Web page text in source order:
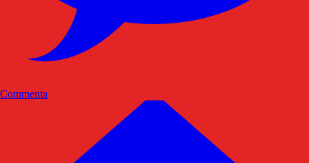
Commenta